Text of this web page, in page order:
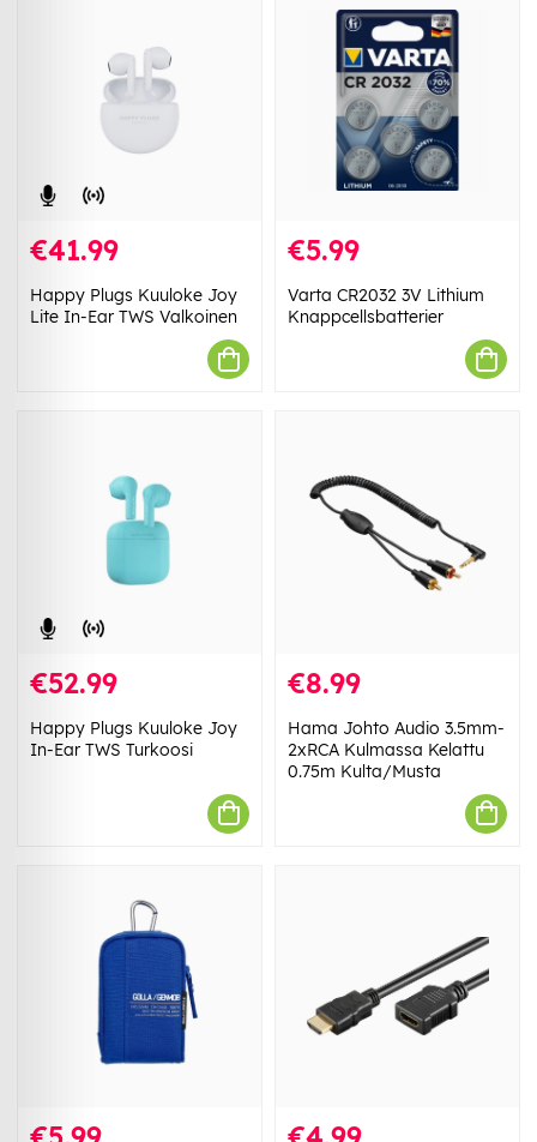
€41.99
Happy Plugs Kuuloke Joy
Lite In-Ear TWS Valkoinen
€5.99
Varta CR2032 3V Lithium
Knappcellsbatterier
€52.99
Happy Plugs Kuuloke Joy
In-Ear TWS Turkoosi
€8.99
Hama Johto Audio 3.5mm-
2xRCA Kulmassa Kelattu
0.75m Kulta/Musta